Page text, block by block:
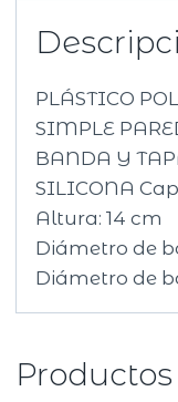
PLÁSTICO
SIMPLE
BANDA Y
SILICONA
Altura: 14 cm
Diámetro de
Diámetro de